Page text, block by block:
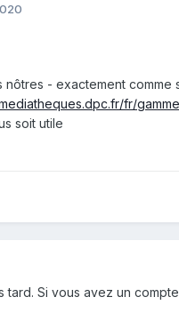
nôtres - exactement
fr/
soit utile
Si vous avez un compte,